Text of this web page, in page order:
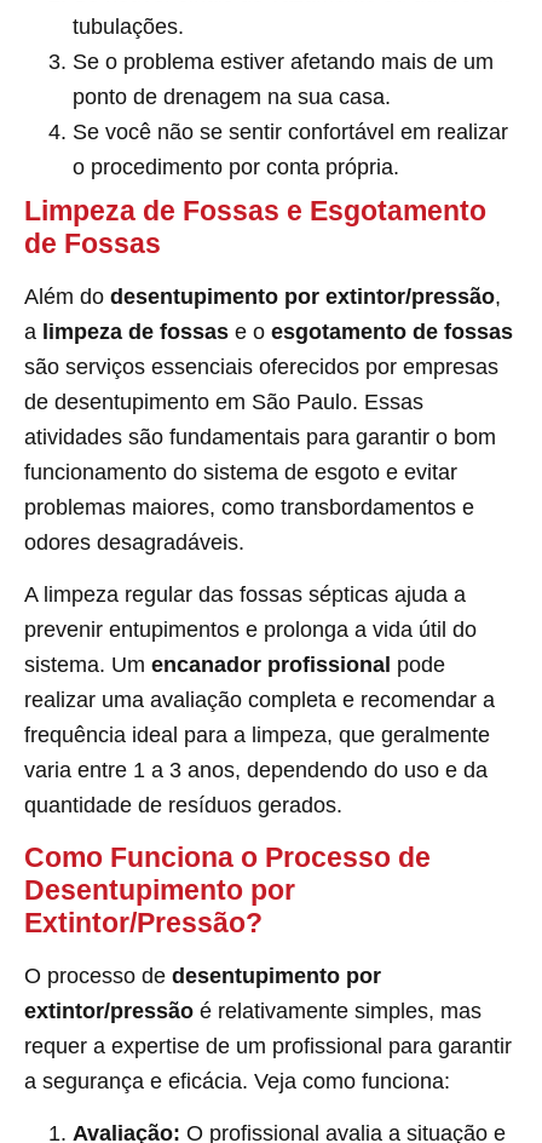
tubulações.
Se o problema estiver afetando mais de um
ponto de drenagem na sua casa.
Se você não se sentir confortável em realizar
o procedimento por conta própria.
Limpeza de Fossas e Esgotamento
de Fossas
Além do desentupimento por extintor/pressão,
a limpeza de fossas e o esgotamento de fossas
são serviços essenciais oferecidos por empresas
de desentupimento em São Paulo. Essas
atividades são fundamentais para garantir o bom
funcionamento do sistema de esgoto e evitar
problemas maiores, como transbordamentos e
odores desagradáveis.
A limpeza regular das fossas sépticas ajuda a
prevenir entupimentos e prolonga a vida útil do
sistema. Um encanador profissional pode
realizar uma avaliação completa e recomendar a
frequência ideal para a limpeza, que geralmente
varia entre 1 a 3 anos, dependendo do uso e da
quantidade de resíduos gerados.
Como Funciona o Processo de
Desentupimento por
Extintor/Pressão?
O processo de desentupimento por
extintor/pressão é relativamente simples, mas
requer a expertise de um profissional para garantir
a segurança e eficácia. Veja como funciona:
Avaliação: O profissional avalia a situação e